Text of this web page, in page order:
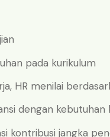
pada kurikulum
HR menilai
dengan kebutuhan
kontribusi jangka